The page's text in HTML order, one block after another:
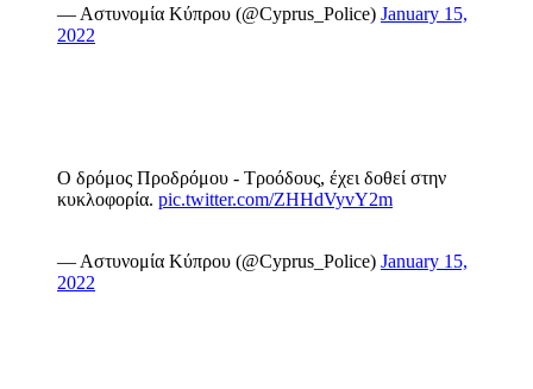
— Αστυνομία Κύπρου (@Cyprus_Police) January 15,
2022
Ο δρόμος Προδρόμου - Τροόδους, έχει δοθεί στην
κυκλοφορία. pic.twitter.com/ZHHdVyvY2m
— Αστυνομία Κύπρου (@Cyprus_Police) January 15,
2022